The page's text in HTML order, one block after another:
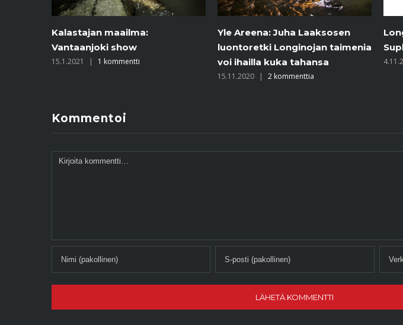
Yle Areena: Juha Laaksosen
luontoretki Longinojan taimenia
voi ihailla kuka tahansa
Longinoja ensimmäistä kertaa
Suplassa
4.11.2020 | 0 kommenttia
Yle
Kommentoi